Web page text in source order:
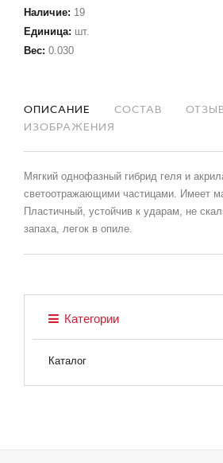
Наличие: 19
Единица: шт.
Вес: 0.030
ОПИСАНИЕ СОСТАВ
ИЗОБРАЖЕНИЯ
Мягкий однофазный гибрид геля и
светоотражающими частицами. Имеет
Пластичный, устойчив к ударам, не
запаха, легок в опиле.
Категории
Каталог